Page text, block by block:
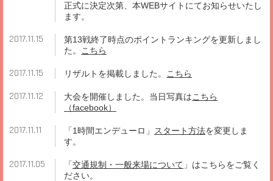
正式に決定次第、本WEBサイトにてお知らせいたし
ます。
2017.11.15
第13戦終了時点のポイントランキングを更新しまし
た。
こちら
2017.11.15 リザルトを掲載しました。 こちら
2017.11.12 大会を開催しました。当日写真はこちら
（facebook）
2017.11.11 「1時間エンデューロ」 スタート方法を変更しま
す。
2017.11.05 「交通規制・一般来場について 」はこちらをご覧く
ださい。